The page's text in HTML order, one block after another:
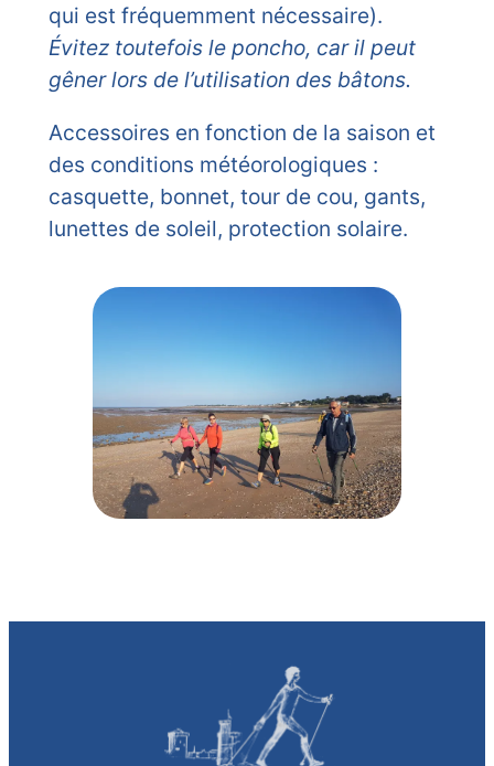
qui est fréquemment nécessaire).
Évitez toutefois le poncho, car il peut
gêner lors de l’utilisation des bâtons.
Accessoires en fonction de la saison et
des conditions météorologiques :
casquette, bonnet, tour de cou, gants,
lunettes de soleil, protection solaire.